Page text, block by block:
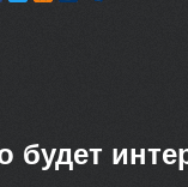
будет